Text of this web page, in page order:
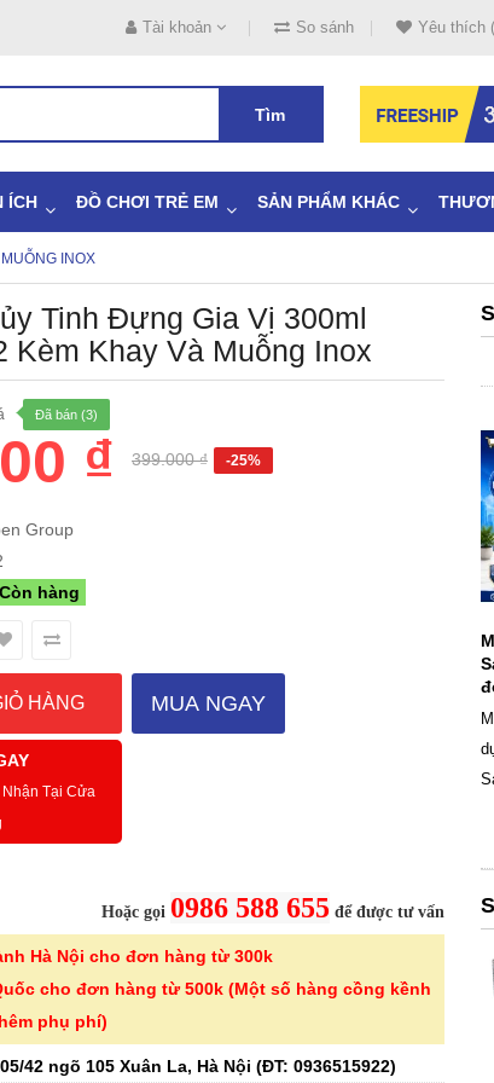
Tài khoản So sánh Yêu thích
Tìm
ÍCH ĐỒ CHƠI TRẺ EM SẢN PHẨM KHÁC
INOX
Tinh Đựng Gia Vị 300ml
Kèm Khay Và Muỗng Inox
Đã bán (3)
₫ 399.000 ₫ -25%
Group
Còn hàng
MUA NGAY
Tại Cửa
Hoặc gọi 0986 588 655 để được tư vấn
Hà Nội cho đơn hàng từ 300k
cho đơn hàng từ 500k (Một số hàng cồng kềnh
phụ phí)
42 ngõ 105 Xuân La, Hà Nội (ĐT: 0936515922)
01/5: CHÀO HÈ
tại Sanhangre
tình hình thời tiết
thủy tinh vân
₫
₫
-32%
Chai tẩy trắng vùng cổ,
135.000 ₫
199.000 ₫